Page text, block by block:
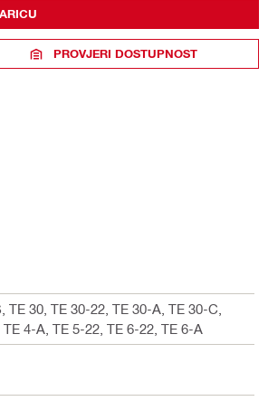
PROVJERI DOSTUPNOST
TE 30, TE 30-22, TE 30-A, TE 30-C,
4-A, TE 5-22, TE 6-22, TE 6-A